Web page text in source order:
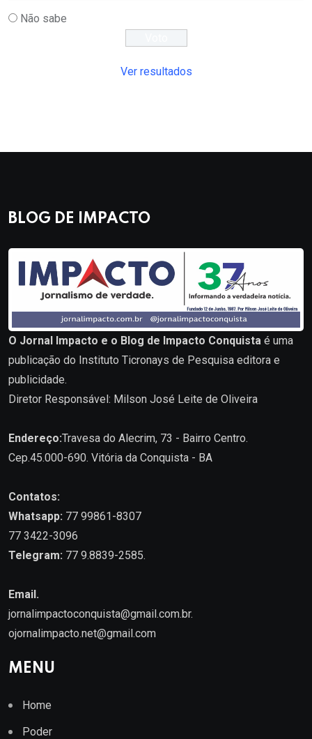
Não sabe
Ver resultados
BLOG DE IMPACTO
O Jornal Impacto e o Blog de Impacto Conquista é uma
publicação do Instituto Ticronays de Pesquisa editora e
publicidade.
Diretor Responsável: Milson José Leite de Oliveira
Endereço:Travesa do Alecrim, 73 - Bairro Centro.
Cep.45.000-690. Vitória da Conquista - BA
Contatos:
Whatsapp: 77 99861-8307
77 3422-3096
Telegram: 77 9.8839-2585.
Email.
jornalimpactoconquista@gmail.com.br.
ojornalimpacto.net@gmail.com
MENU
Home
Poder